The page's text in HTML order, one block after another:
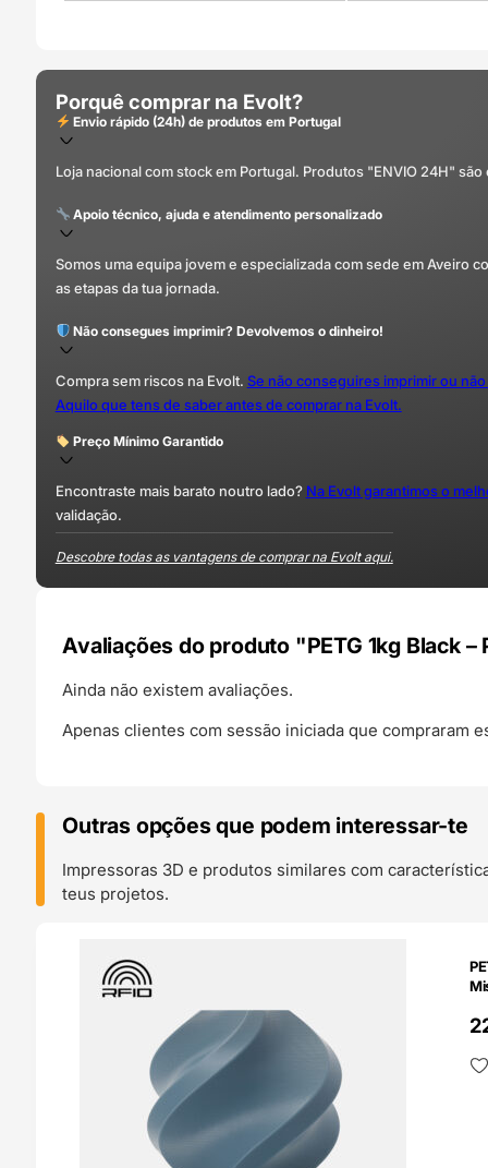
Porquê comprar na Evolt?
Envio rápido (24h) de produtos em Portugal
Loja nacional com stock em Portugal. Produtos "ENVIO 24H"
Apoio técnico, ajuda e atendimento personalizado
Somos uma equipa jovem e especializada com sede em Aveiro
as etapas da tua jornada.
Não consegues imprimir? Devolvemos o dinheiro!
Compra sem riscos na Evolt. Se não conseguires imprimir ou
Aquilo que tens de saber antes de comprar na Evolt.
Preço Mínimo Garantido
Encontraste mais barato noutro lado? Na Evolt garantimos o
validação.
Descobre todas as vantagens de comprar na Evolt aqui.
Avaliações do produto "PETG 1kg Black
Ainda não existem avaliações.
Apenas clientes com sessão iniciada que compraram
Outras opções que podem interessar-te
Impressoras 3D e produtos similares com
teus projetos.